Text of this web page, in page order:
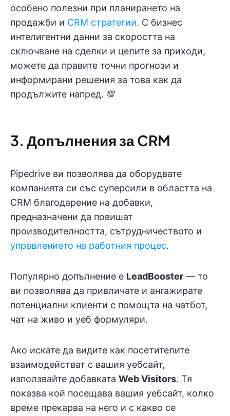
особено полезни при планирането на
продажби и CRM стратегии. С бизнес
интелигентни данни за скоростта на
сключване на сделки и целите за приходи,
можете да правите точни прогнози и
информирани решения за това как да
продължите напред. 💯
3. Допълнения за CRM
Pipedrive ви позволява да оборудвате
компанията си със суперсили в областта на
CRM благодарение на добавки,
предназначени да повишат
производителността, сътрудничеството и
управлението на работния процес.
Популярно допълнение е LeadBooster — то
ви позволява да привличате и ангажирате
потенциални клиенти с помощта на чатбот,
чат на живо и уеб формуляри.
Ако искате да видите как посетителите
взаимодействат с вашия уебсайт,
използвайте добавката Web Visitors. Тя
показва кой посещава вашия уебсайт, колко
време прекарва на него и с какво се